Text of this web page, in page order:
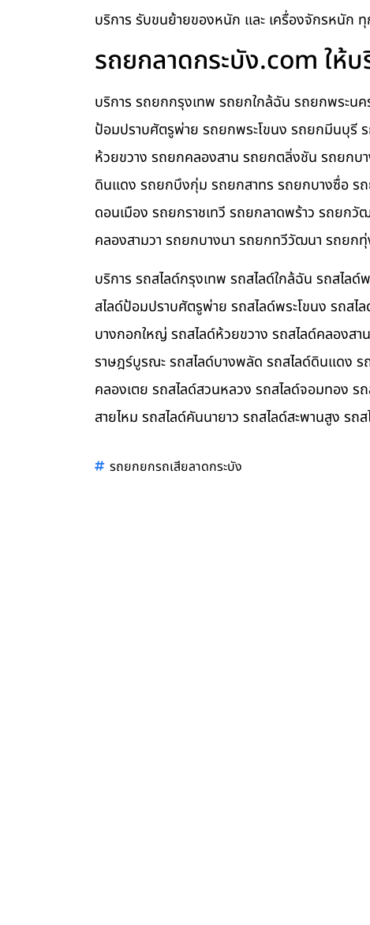
บริการ รับขนย้ายของหนัก และ เครื่องจักรหนัก ทุ
รถยกลาดกระบัง.com ให้บ
บริการ รถยกกรุงเทพ รถยกใกล้ฉัน รถยกพระ
ป้อมปราบศัตรูพ่าย รถยกพระโขนง รถยกมีนบุรี
ห้วยขวาง รถยกคลองสาน รถยกตลิ่งชัน รถยก
ดินแดง รถยกบึงกุ่ม รถยกสาทร รถยกบางซื่อ ร
ดอนเมือง รถยกราชเทวี รถยกลาดพร้าว รถยก
คลองสามวา รถยกบางนา รถยกทวีวัฒนา รถยก
บริการ รถสไลด์กรุงเทพ รถสไลด์ใกล้ฉัน รถสไล
สไลด์ป้อมปราบศัตรูพ่าย รถสไลด์พระโขนง รถส
บางกอกใหญ่ รถสไลด์ห้วยขวาง รถสไลด์คลองส
ราษฎร์บูรณะ รถสไลด์บางพลัด รถสไลด์ดินแดง ร
คลองเตย รถสไลด์สวนหลวง รถสไลด์จอมทอง ร
สายไหม รถสไลด์คันนายาว รถสไลด์สะพานสูง ร
รถยกยกรถเสียลาดกระบัง